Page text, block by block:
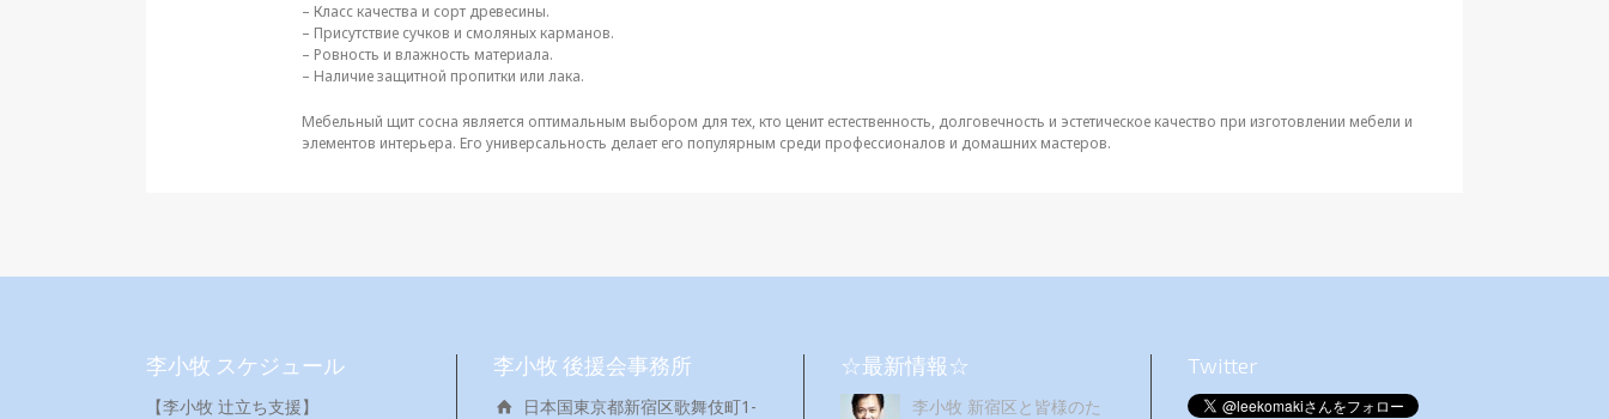
– Класс качества и сорт древесины.
– Присутствие сучков и смоляных карманов.
– Ровность и влажность материала.
– Наличие защитной пропитки или лака.
Мебельный щит сосна является оптимальным выбором для тех, кто ценит естественность, долговечность и эстетическое качество при изготовлении мебели и
элементов интерьера. Его универсальность делает его популярным среди профессионалов и домашних мастеров.
李小牧 スケジュール
【李小牧 辻立ち支援】
李小牧 後援会事務所
日本国東京都新宿区歌舞伎町1-
☆最新情報☆
李小牧 新宿区と皆様のた
Twitter